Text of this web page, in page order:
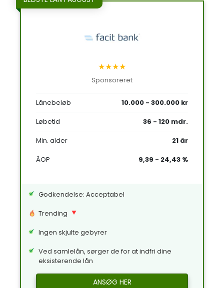
★★★★
Sponsoreret
Lånebeløb
10.000 - 300.000 kr
Løbetid
36 - 120 mdr.
Min. alder
21 år
ÅOP
9,39 - 24,43 %
Godkendelse: Acceptabel
Trending
Ingen skjulte gebyrer
Ved samlelån, sørger de for at indfri dine
eksisterende lån
ANSØG HER